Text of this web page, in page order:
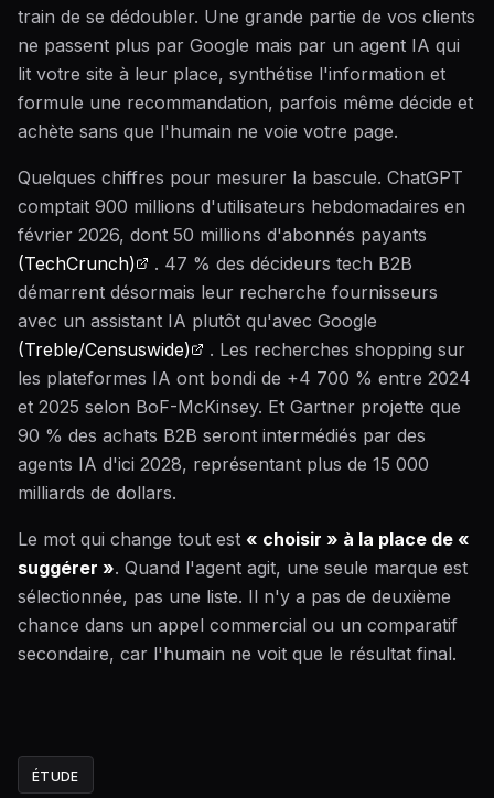
train de se dédoubler. Une grande partie de vos clients
ne passent plus par Google mais par un agent IA qui
lit votre site à leur place, synthétise l'information et
formule une recommandation, parfois même décide et
achète sans que l'humain ne voie votre page.
Quelques chiffres pour mesurer la bascule. ChatGPT
comptait 900 millions d'utilisateurs hebdomadaires en
février 2026, dont 50 millions d'abonnés payants
(TechCrunch)
. 47 % des décideurs tech B2B
démarrent désormais leur recherche fournisseurs
avec un assistant IA plutôt qu'avec Google
(Treble/Censuswide)
. Les recherches shopping sur
les plateformes IA ont bondi de +4 700 % entre 2024
et 2025 selon BoF-McKinsey. Et Gartner projette que
90 % des achats B2B seront intermédiés par des
agents IA d'ici 2028, représentant plus de 15 000
milliards de dollars.
Le mot qui change tout est « choisir » à la place de «
suggérer ». Quand l'agent agit, une seule marque est
sélectionnée, pas une liste. Il n'y a pas de deuxième
chance dans un appel commercial ou un comparatif
secondaire, car l'humain ne voit que le résultat final.
ÉTUDE